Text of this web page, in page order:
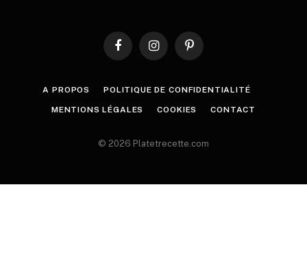
FacebookInstagramPinterest
A PROPOS POLITIQUE DE CONFIDENTIALITÉ
MENTIONS LÉGALES COOKIES CONTACT
© 2026 Platetrecette.com